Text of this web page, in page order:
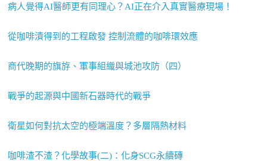
病人覺得AI醫師更有同理心？AI正在介入真實醫療現場！
從咖啡漬得到的工程啟發 控制流體的咖啡環效應
商代晚期的旗斿、軍事組織與城池攻防（四）
戰爭的起源與中國新石器時代的戰爭
衛星如何對抗太空的極端溫度？多層隔熱材料
咖啡渣不渣？化學故事(二)：化身SCG永續磚